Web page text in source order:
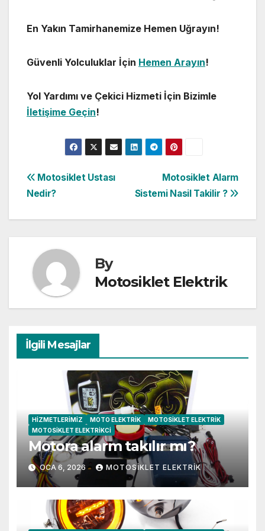
En Yakın Tamirhanemize Hemen Uğrayın!
Güvenli Yolculuklar İçin Hemen Arayın!
Yol Yardımı ve Çekici Hizmeti İçin Bizimle
İletişime Geçin!
Yazı
Motosiklet Alarm
Sistemi Nasil Takilir ?
Motosiklet Ustası
Nedir?
By
Motosiklet Elektrik
İlgili Mesajlar
HIZMETLERIMIZ MOTO ELEKTRIK
MOTOSIKLET ELEKTRIK
MOTOSIKLET ELEKTRIKCI
Motora alarm takılır mı?
OCA 6, 2026 MOTOSIKLET ELEKTRIK